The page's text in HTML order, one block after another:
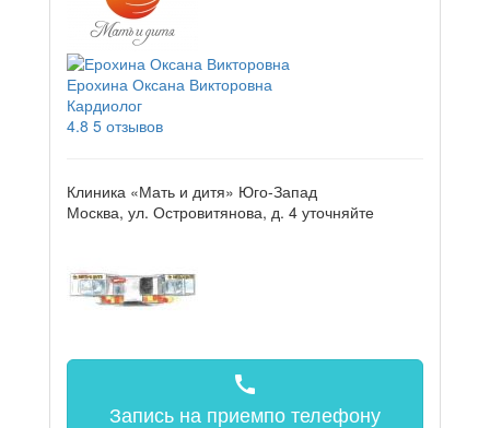
Ерохина Оксана Викторовна
Кардиолог
4.8 5 отзывов
Клиника «Мать и дитя» Юго-Запад
Москва, ул. Островитянова, д. 4 уточняйте
call
Запись на приемпо телефону